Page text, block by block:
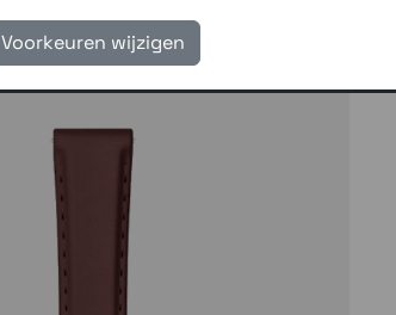
Voorkeuren wijzigen